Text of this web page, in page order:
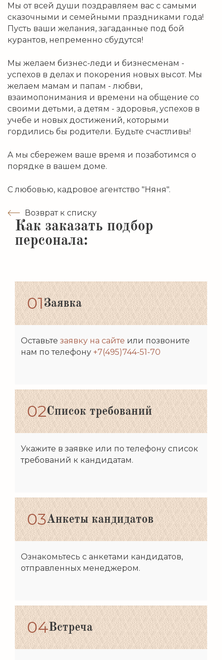
Мы от всей души поздравляем вас с самыми
сказочными и семейными праздниками года!
Пусть ваши желания, загаданные под бой
курантов, непременно сбудутся!
Мы желаем бизнес-леди и бизнесменам -
успехов в делах и покорения новых высот. Мы
желаем мамам и папам - любви,
взаимопонимания и времени на общение со
своими детьми, а детям - здоровья, успехов в
учебе и новых достижений, которыми
гордились бы родители. Будьте счастливы!
А мы сбережем ваше время и позаботимся о
порядке в вашем доме.
С любовью, кадровое агентство "Няня".
Возврат к списку
Как заказать подбор
персонала:
01Заявка
Оставьте заявку на сайте или позвоните
нам по телефону +7(495)744-51-70
02Список требований
Укажите в заявке или по телефону список
требований к кандидатам.
03Анкеты кандидатов
Ознакомьтесь с анкетами кандидатов,
отправленных менеджером.
04Встреча